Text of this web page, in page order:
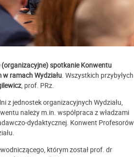
(organizacyjne) spotkanie Konwentu
ramach Wydziału. Wszystkich przybyłych
, prof. PRz.
z jednostek organizacyjnych Wydziału,
należy m.in. współpraca z władzami
dydaktycznej. Konwent Profesorów
którym został prof. dr